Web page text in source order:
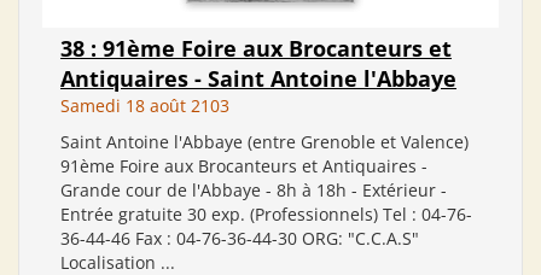
38 : 91ème Foire aux Brocanteurs et
Antiquaires - Saint Antoine l'Abbaye
Samedi 18 août 2103
Saint Antoine l'Abbaye (entre Grenoble et Valence)
91ème Foire aux Brocanteurs et Antiquaires -
Grande cour de l'Abbaye - 8h à 18h - Extérieur -
Entrée gratuite 30 exp. (Professionnels) Tel : 04-76-
36-44-46 Fax : 04-76-36-44-30 ORG: "C.C.A.S"
Localisation ...